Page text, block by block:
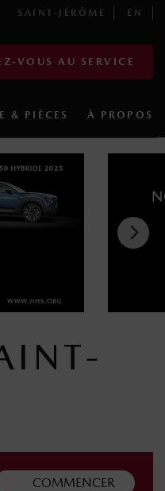
SAINT-JÉRÔME EN
VOUS AU SERVICE
& PIÈCES À PROPOS
COMMENCER